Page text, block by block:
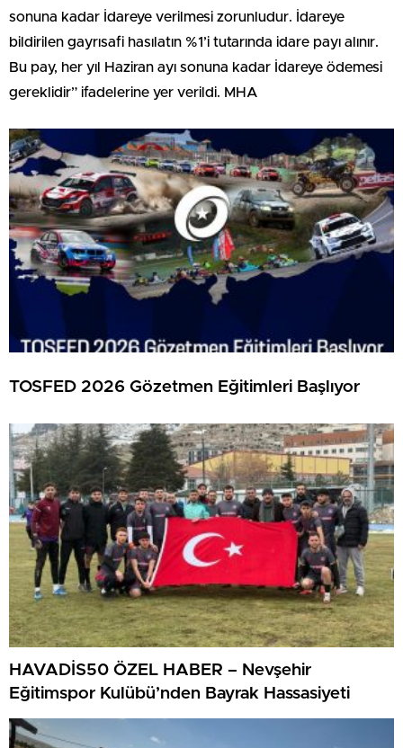
sonuna kadar İdareye verilmesi zorunludur. İdareye
bildirilen gayrısafi hasılatın %1’i tutarında idare payı alınır.
Bu pay, her yıl Haziran ayı sonuna kadar İdareye ödemesi
gereklidir” ifadelerine yer verildi. MHA
TOSFED 2026 Gözetmen Eğitimleri Başlıyor
HAVADİS50 ÖZEL HABER – Nevşehir
Eğitimspor Kulübü’nden Bayrak Hassasiyeti